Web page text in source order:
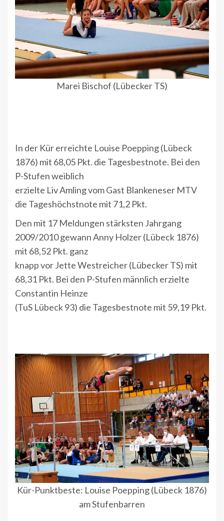
Marei Bischof (Lübecker TS)
In der Kür erreichte Louise Poepping (Lübeck
1876) mit 68,05 Pkt. die Tagesbestnote. Bei den
P-Stufen weiblich
erzielte Liv Amling vom Gast Blankeneser MTV
die Tageshöchstnote mit 71,2 Pkt.
Den mit 17 Meldungen stärksten Jahrgang
2009/2010 gewann Anny Holzer (Lübeck 1876)
mit 68,52 Pkt. ganz
knapp vor Jette Westreicher (Lübecker TS) mit
68,31 Pkt. Bei den P-Stufen männlich erzielte
Constantin Heinze
(TuS Lübeck 93) die Tagesbestnote mit 59,19 Pkt.
Kür-Punktbeste: Louise Poepping (Lübeck 1876)
am Stufenbarren